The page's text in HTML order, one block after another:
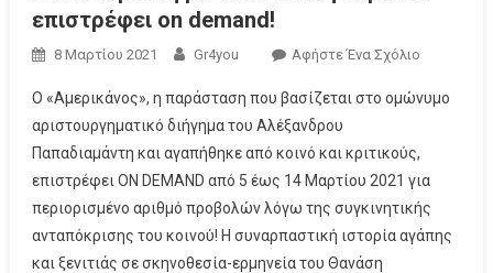
επιστρέφει on demand!
8 Μαρτίου 2021 Gr4you Αφήστε Ένα Σχόλιο
Ο «Αμερικάνος», η παράσταση που βασίζεται στο ομώνυμο
αριστουργηματικό διήγημα του Αλέξανδρου
Παπαδιαμάντη και αγαπήθηκε από κοινό και κριτικούς,
επιστρέφει ON DEMAND από 5 έως 14 Μαρτίου 2021 για
περιορισμένο αριθμό προβολών λόγω της συγκινητικής
ανταπόκρισης του κοινού! Η συναρπαστική ιστορία αγάπης
και ξενιτιάς σε σκηνοθεσία-ερμηνεία του Θανάση